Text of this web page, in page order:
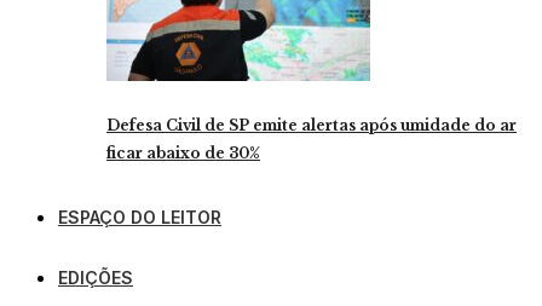
Defesa Civil de SP emite alertas após umidade do ar
ficar abaixo de 30%
ESPAÇO DO LEITOR
EDIÇÕES